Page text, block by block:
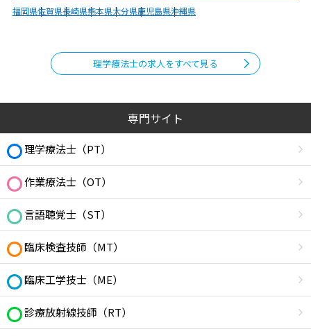
福岡県佐賀県長崎県熊本県大分県鹿児島県沖縄県
理学療法士の求人をすべて見る
専門サイト
理学療法士（PT）
作業療法士（OT）
言語聴覚士（ST）
臨床検査技師（MT）
臨床工学技士（ME）
診療放射線技師（RT）